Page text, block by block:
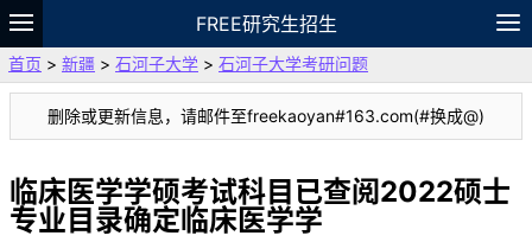
FREE研究生招生
题库
故事 专题 APP 笔记
VIP
资料
首页 > 新疆 > 石河子大学 > 石河子大学考研问题
删除或更新信息，请邮件至freekaoyan#163.com(#换成@)
临床医学学硕考试科目已查阅2022硕士
专业目录确定临床医学学